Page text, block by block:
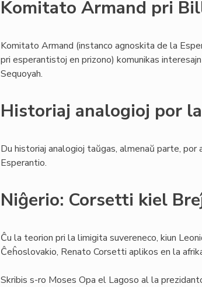
Komitato Armand pri
Komitato Armand (instanco agnoskita de la
pri esperantistoj en prizono) komunikas
Sequoyah.
Historiaj analogioj por
Du historiaj analogioj taŭgas, almenaŭ parte, por
Esperantio.
Niĝerio: Corsetti kiel
Ĉu la teorion pri la limigita suvereneco, kiun
Ĉeĥoslovakio, Renato Corsetti aplikos en la
Skribis s-ro Moses Opa el Lagoso al la